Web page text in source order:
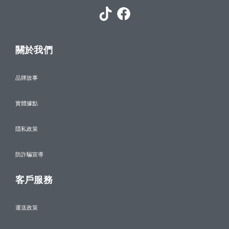
關於我們
品牌故事
實體據點
隱私政策
防詐騙宣導
客戶服務
運送政策